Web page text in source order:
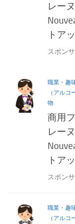
レー
トア
スポン
職業・趣
（アルコ
物
商用
レー
トア
スポン
職業・趣
（アルコ